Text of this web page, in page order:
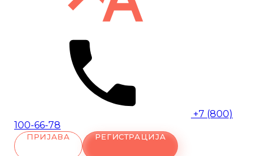
+7 (800)
100-66-78
ПРИЈАВА РЕГИСТРАЦИЈА